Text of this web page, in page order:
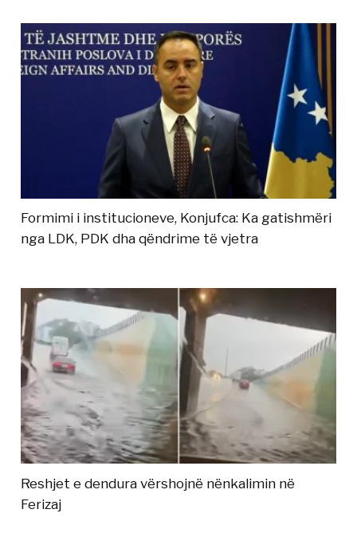
Formimi i institucioneve, Konjufca: Ka gatishmëri
nga LDK, PDK dha qëndrime të vjetra
Reshjet e dendura vërshojnë nënkalimin në
Ferizaj